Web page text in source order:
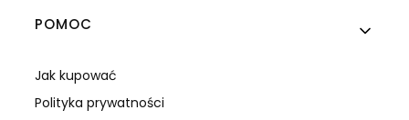
Linki w stopce
POMOC
Jak kupować
Polityka prywatności